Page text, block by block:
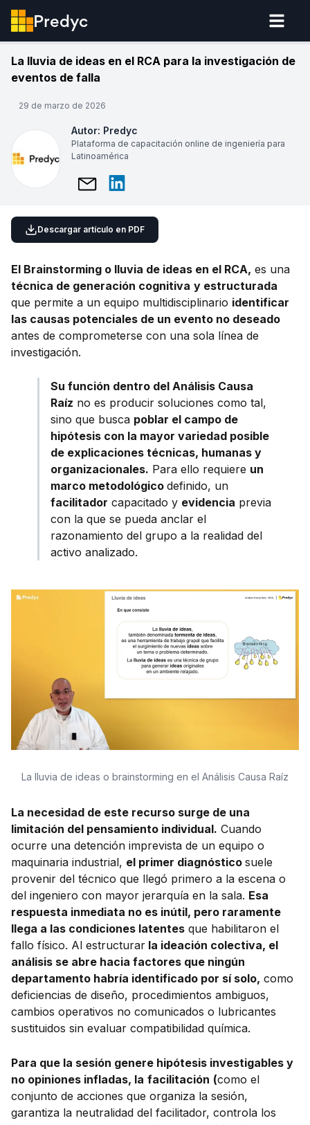
Predyc
La lluvia de ideas en el RCA para la investigación de
eventos de falla
29 de marzo de 2026
Autor: Predyc
Plataforma de capacitación online de ingeniería para
Latinoamérica
Descargar artículo en PDF
El Brainstorming o lluvia de ideas en el RCA, es una
técnica de generación cognitiva y estructurada
que permite a un equipo multidisciplinario identificar
las causas potenciales de un evento no deseado
antes de comprometerse con una sola línea de
investigación.
Su función dentro del Análisis Causa
Raíz no es producir soluciones como tal,
sino que busca poblar el campo de
hipótesis con la mayor variedad posible
de explicaciones técnicas, humanas y
organizacionales. Para ello requiere un
marco metodológicodefinido, un
facilitador capacitado y evidencia previa
con la que se pueda anclar el
razonamiento del grupo a la realidad del
activo analizado.
La lluvia de ideas o brainstorming en el Análisis Causa Raíz
La necesidad de este recurso surge de una
limitación del pensamiento individual. Cuando
ocurre una detención imprevista de un equipo o
maquinaria industrial, el primer diagnóstico suele
provenir del técnico que llegó primero a la escena o
del ingeniero con mayor jerarquía en la sala. Esa
respuesta inmediata no es inútil, pero raramente
llega a las condiciones latentes que habilitaron el
fallo físico. Al estructurar la ideación colectiva, el
análisis se abre hacia factores que ningún
departamento habría identificado por sí solo, como
deficiencias de diseño, procedimientos ambiguos,
cambios operativos no comunicados o lubricantes
sustituidos sin evaluar compatibilidad química.
Para que la sesión genere hipótesis investigables y
no opiniones infladas, la facilitación (como el
conjunto de acciones que organiza la sesión,
garantiza la neutralidad del facilitador, controla los